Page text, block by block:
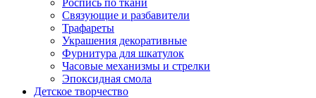
Роспись по ткани
Связующие и разбавители
Трафареты
Украшения декоративные
Фурнитура для шкатулок
Часовые механизмы и стрелки
Эпоксидная смола
Детское творчество